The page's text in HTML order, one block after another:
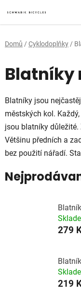
na
obsah
Domů / Cyklodoplňky /
Blatníky
Blatníky jsou
městských kol.
jsou blatníky
Většinu předních a
bez použití nářadí.
279
219